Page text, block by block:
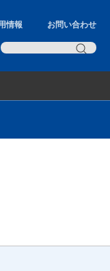
情報 お問い合わせ